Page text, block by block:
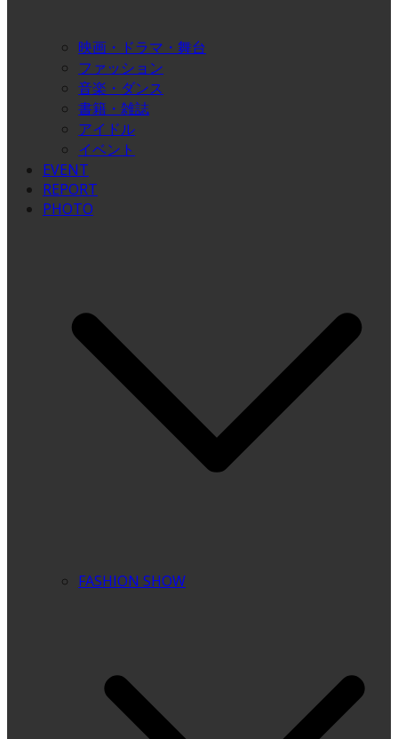
映画・ドラマ・舞台
ファッション
音楽・ダンス
書籍・雑誌
アイドル
イベント
EVENT
REPORT
PHOTO
FASHION SHOW